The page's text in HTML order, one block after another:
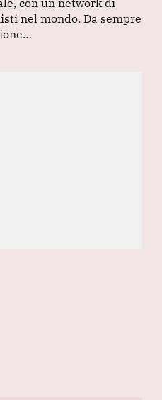
con un network di
nel mondo. Da sempre